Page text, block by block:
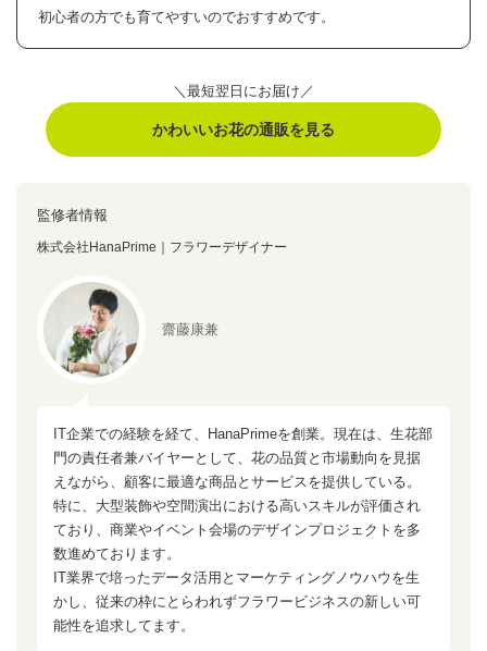
初心者の方でも育てやすいのでおすすめです。
＼最短翌日にお届け／
かわいいお花の通販を見る
監修者情報
株式会社HanaPrime｜フラワーデザイナー
齋藤康兼
IT企業での経験を経て、HanaPrimeを創業。現在は、生花部
門の責任者兼バイヤーとして、花の品質と市場動向を見据
えながら、顧客に最適な商品とサービスを提供している。
特に、大型装飾や空間演出における高いスキルが評価され
ており、商業やイベント会場のデザインプロジェクトを多
数進めております。
IT業界で培ったデータ活用とマーケティングノウハウを生
かし、従来の枠にとらわれずフラワービジネスの新しい可
能性を追求してます。